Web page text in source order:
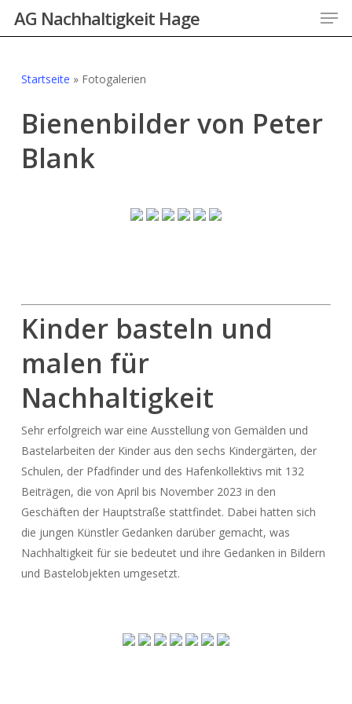
SkipAG Nachhaltigkeit Hage
Startseite » Fotogalerien
Bienenbilder von Peter
Blank
Kinder basteln und
malen für
Nachhaltigkeit
Sehr erfolgreich war eine Ausstellung von Gemälden und
Bastelarbeiten der Kinder aus den sechs Kindergärten, der
Schulen, der Pfadfinder und des Hafenkollektivs mit 132
Beiträgen, die von April bis November 2023 in den
Geschäften der Hauptstraße stattfindet. Dabei hatten sich
die jungen Künstler Gedanken darüber gemacht, was
Nachhaltigkeit für sie bedeutet und ihre Gedanken in Bildern
und Bastelobjekten umgesetzt.